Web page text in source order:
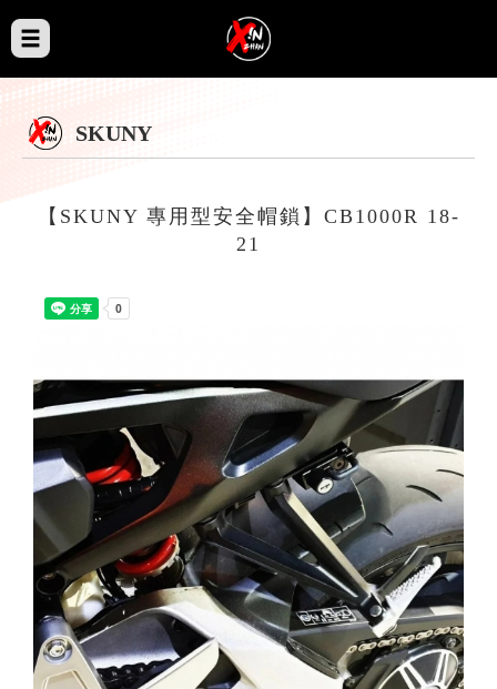
SKUNY
【SKUNY 專用型安全帽鎖】CB1000R 18-
21